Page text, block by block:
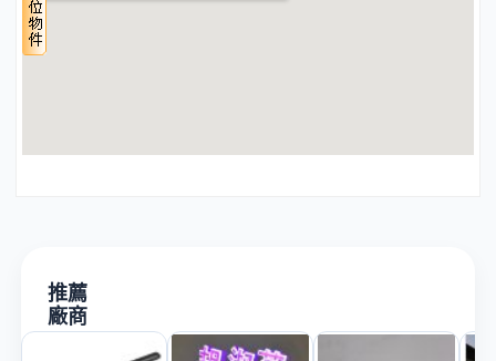
推薦
廠商